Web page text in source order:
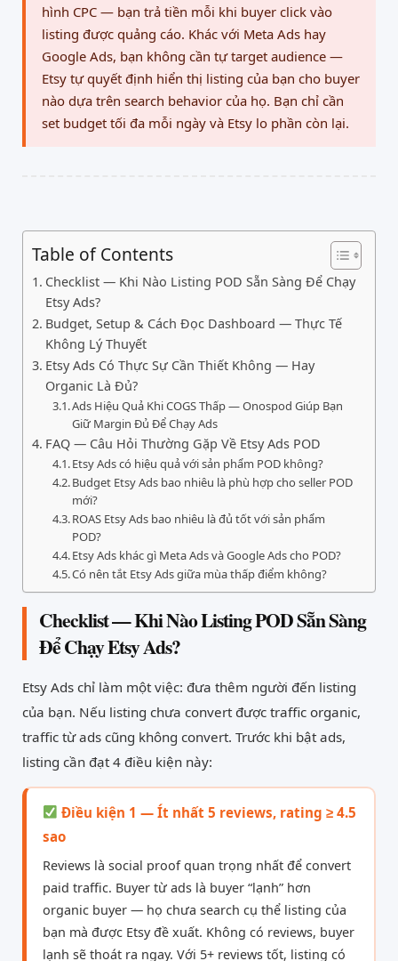
hình CPC — bạn trả tiền mỗi khi buyer click vào
listing được quảng cáo. Khác với Meta Ads hay
Google Ads, bạn không cần tự target audience —
Etsy tự quyết định hiển thị listing của bạn cho buyer
nào dựa trên search behavior của họ. Bạn chỉ cần
set budget tối đa mỗi ngày và Etsy lo phần còn lại.
Table of Contents
Checklist — Khi Nào Listing POD Sẵn Sàng Để Chạy
Etsy Ads?
Budget, Setup & Cách Đọc Dashboard — Thực Tế
Không Lý Thuyết
Etsy Ads Có Thực Sự Cần Thiết Không — Hay
Organic Là Đủ?
Ads Hiệu Quả Khi COGS Thấp — Onospod Giúp Bạn
Giữ Margin Đủ Để Chạy Ads
FAQ — Câu Hỏi Thường Gặp Về Etsy Ads POD
Etsy Ads có hiệu quả với sản phẩm POD không?
Budget Etsy Ads bao nhiêu là phù hợp cho seller POD
mới?
ROAS Etsy Ads bao nhiêu là đủ tốt với sản phẩm
POD?
Etsy Ads khác gì Meta Ads và Google Ads cho POD?
Có nên tắt Etsy Ads giữa mùa thấp điểm không?
Checklist — Khi Nào Listing POD Sẵn Sàng
Để Chạy Etsy Ads?
Etsy Ads chỉ làm một việc: đưa thêm người đến listing
của bạn. Nếu listing chưa convert được traffic organic,
traffic từ ads cũng không convert. Trước khi bật ads,
listing cần đạt 4 điều kiện này:
Điều kiện 1 — Ít nhất 5 reviews, rating ≥ 4.5
sao
Reviews là social proof quan trọng nhất để convert
paid traffic. Buyer từ ads là buyer “lạnh” hơn
organic buyer — họ chưa search cụ thể listing của
bạn mà được Etsy đề xuất. Không có reviews, buyer
lạnh sẽ thoát ra ngay. Với 5+ reviews tốt, listing có